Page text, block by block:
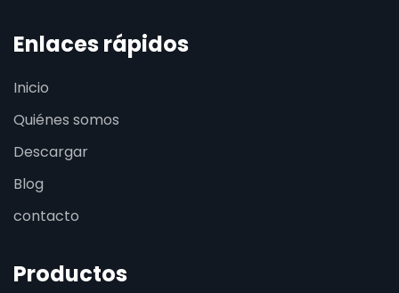
Enlaces rápidos
Inicio
Quiénes somos
Descargar
Blog
contacto
Productos